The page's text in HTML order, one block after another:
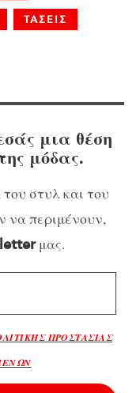
ΤΑΣΕΙΣ
μια θέση
μόδας.
στυλ και του
να περιμένουν,
μας.
ΠΡΟΣΤΑΣΙΑΣ